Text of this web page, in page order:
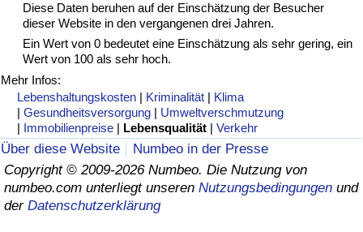
Diese Daten beruhen auf der Einschätzung der Besucher
dieser Website in den vergangenen drei Jahren.
Ein Wert von 0 bedeutet eine Einschätzung als sehr gering, ein
Wert von 100 als sehr hoch.
Mehr Infos:
Lebenshaltungskosten | Kriminalität | Klima
|Gesundheitsversorgung | Umweltverschmutzung
| Immobilienpreise | Lebensqualität |Verkehr
Über diese Website
Numbeo in der Presse
Copyright © 2009-2026 Numbeo. Die Nutzung von
numbeo.com unterliegt unseren Nutzungsbedingungen und
der Datenschutzerklärung
Gesundheitsversorgungs-Index nach Land
Umweltverschmutzung
Umweltverschmutzungs-Index (aktuell)
Verschmutzungsindex
Umweltverschmutzungs-Index nach Land